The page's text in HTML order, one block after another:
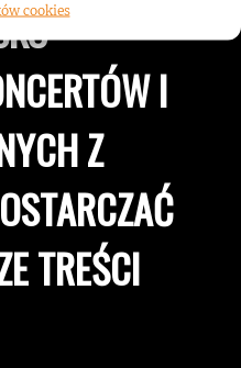
cookies
I
Z
TREŚCI